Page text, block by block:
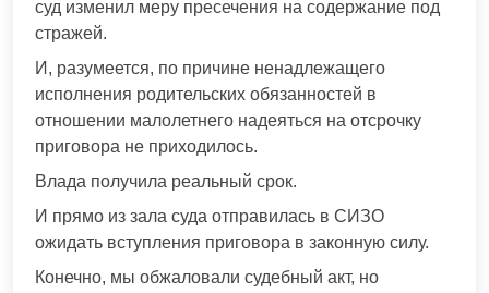
суд изменил меру пресечения на содержание под
стражей.
И, разумеется, по причине ненадлежащего
исполнения родительских обязанностей в
отношении малолетнего надеяться на отсрочку
приговора не приходилось.
Влада получила реальный срок.
И прямо из зала суда отправилась в СИЗО
ожидать вступления приговора в законную силу.
Конечно, мы обжаловали судебный акт, но